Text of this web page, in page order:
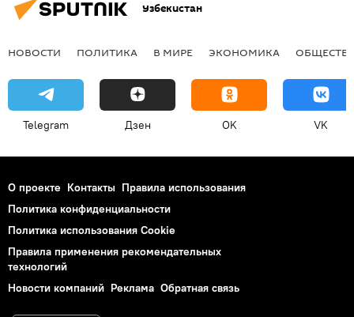
Узбекистан
НОВОСТИ ПОЛИТИКА В МИРЕ ЭКОНОМИКА
Telegram Дзен OK VK
О проекте Контакты Правила использования
Политика конфиденциальности
Политика использования Cookie
Правила применения рекомендательных
технологий
Новости компаний Реклама Обратная связь